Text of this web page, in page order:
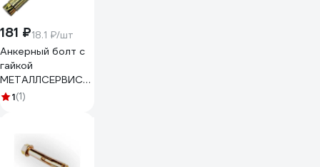
181 ₽18.1 ₽/шт
Анкерный болт с
гайкой
МЕТАЛЛСЕРВИС
М10x40 мм, 10шт.
1(1)